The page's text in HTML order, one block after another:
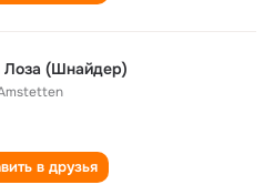
Лоза (Шнайдер)
в друзья